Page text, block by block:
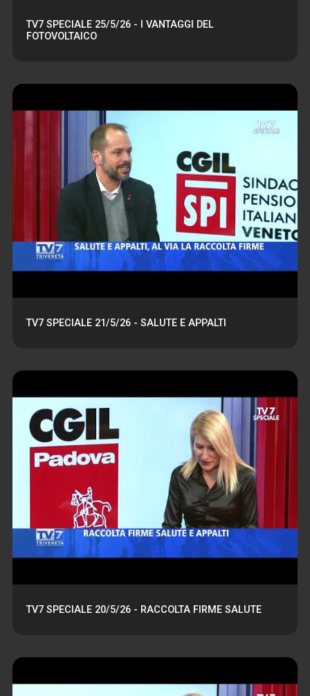
TV7 SPECIALE 25/5/26 - I VANTAGGI DEL
FOTOVOLTAICO
TV7 SPECIALE 21/5/26 - SALUTE E APPALTI
TV7 SPECIALE 20/5/26 - RACCOLTA FIRME SALUTE